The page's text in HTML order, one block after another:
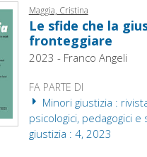
Maggia, Cristina
Le sfide che la
fronteggiare
2023 - Franco Angeli
FA PARTE DI
Minori giustizia :
psicologici, pedagogici
giustizia : 4, 2023